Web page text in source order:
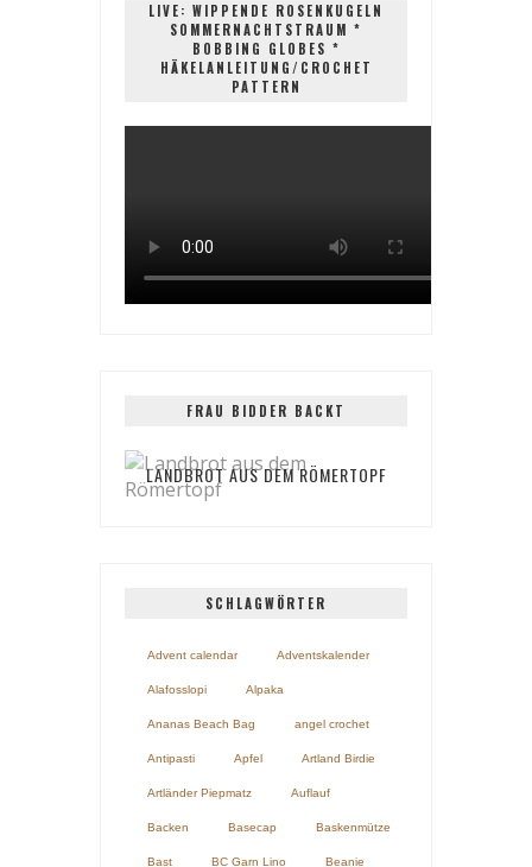
LIVE: WIPPENDE ROSENKUGELN
SOMMERNACHTSTRAUM *
BOBBING GLOBES *
HÄKELANLEITUNG/CROCHET
PATTERN
FRAU BIDDER BACKT
LANDBROT AUS DEM RÖMERTOPF
SCHLAGWÖRTER
Advent calendar Adventskalender
Alafosslopi Alpaka
Ananas Beach Bag angel crochet
Antipasti Apfel Artland Birdie
Artländer Piepmatz Auflauf
Backen Basecap Baskenmütze
Bast BC Garn Lino Beanie